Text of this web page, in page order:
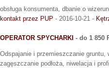
obsługa konsumenta, dbanie o
kontakt przez PUP - 2016-10-21 -
OPERATOR SPYCHARKI - do 1 850
Odspajanie i przemieszczanie gruntu,
zagęszczanie podłoża, niwelacja i